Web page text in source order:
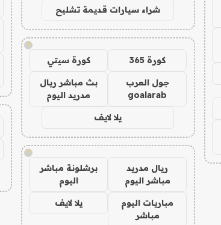
شراء سيارات قديمة تشليح
!
كورة 365 كورة سيتي
جول العرب
goalarab
بث مباشر ريال
مدريد اليوم
يلا لايف
!
ريال مدريد
مباشر اليوم
برشلونة مباشر
اليوم
مباريات اليوم
مباشر
يلا لايف